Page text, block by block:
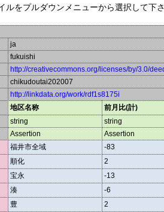
ルをプルダウンメニューから選択して下
ja
fukuishi
http://creativecommons.org/licenses/by/3.0/
chikudoutai202007
http://linkdata.org/work/rdf1s8175i
地区名称
前月比(計)
string
string
Assertion
Assertion
福井市全域
-83
順化
2
宝永
-13
湊
-6
豊
2